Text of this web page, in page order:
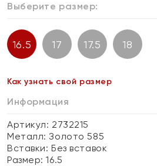
Выберите размер:
16.5 17 17.5 18
Как узнать свой размер
Информация
Артикул: 2732215
Металл:Золото 585
Вставки:Без вставок
Размер:16.5